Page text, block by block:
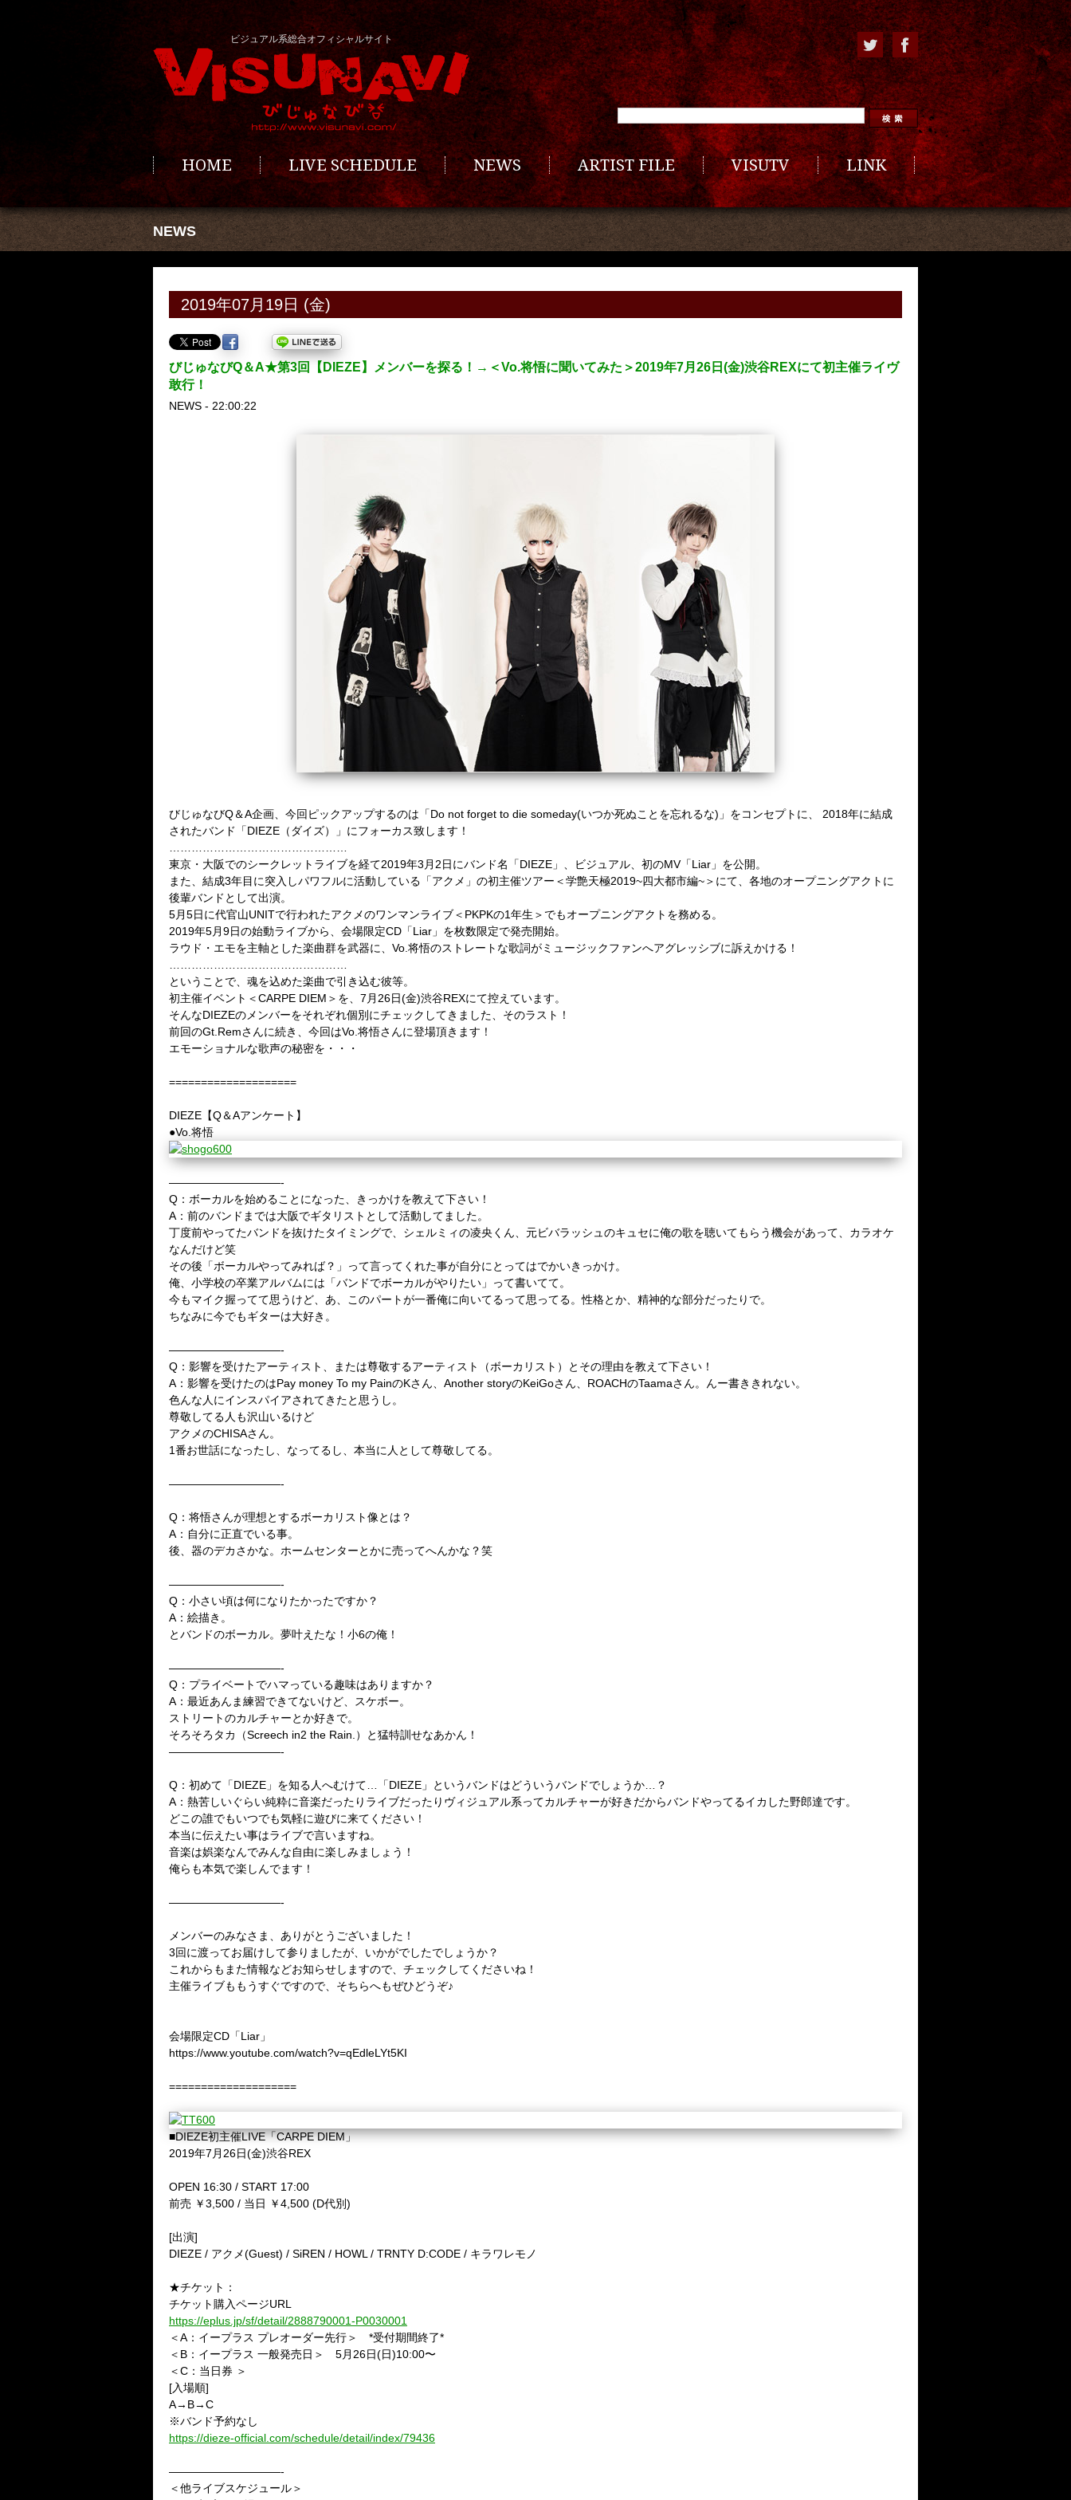
ビジュアル系総合オフィシャルサイト
HOME LIVE SCHEDULE NEWS ARTIST FILE VISUTV LINK
NEWS
2019年07月19日 (金)
びじゅなびQ＆A★第3回【DIEZE】メンバーを探る！→＜Vo.将悟に聞いてみた＞2019年7月26日(金)渋谷REXにて初主催ライヴ
敢行！
NEWS - 22:00:22
びじゅなびQ＆A企画、今回ピックアップするのは「Do not forget to die someday(いつか死ぬことを忘れるな)」をコンセプトに、 2018年に結成
されたバンド「DIEZE（ダイズ）」にフォーカス致します！
東京・大阪でのシークレットライブを経て2019年3月2日にバンド名「DIEZE」、ビジュアル、初のMV「Liar」を公開。
また、結成3年目に突入しパワフルに活動している「アクメ」の初主催ツアー＜学艶天極2019~四大都市編~＞にて、各地のオープニングアクトに
後輩バンドとして出演。
5月5日に代官山UNITで行われたアクメのワンマンライブ＜PKPKの1年生＞でもオープニングアクトを務める。
2019年5月9日の始動ライブから、会場限定CD「Liar」を枚数限定で発売開始。
ラウド・エモを主軸とした楽曲群を武器に、Vo.将悟のストレートな歌詞がミュージックファンへアグレッシブに訴えかける！
ということで、魂を込めた楽曲で引き込む彼等。
初主催イベント＜CARPE DIEM＞を、7月26日(金)渋谷REXにて控えています。
そんなDIEZEのメンバーをそれぞれ個別にチェックしてきました、そのラスト！
前回のGt.Remさんに続き、今回はVo.将悟さんに登場頂きます！
エモーショナルな歌声の秘密を・・・
====================
DIEZE【Q＆Aアンケート】
●Vo.将悟
——————————-
Q：ボーカルを始めることになった、きっかけを教えて下さい！
A：前のバンドまでは大阪でギタリストとして活動してました。
丁度前やってたバンドを抜けたタイミングで、シェルミィの凌央くん、元ビバラッシュのキュセに俺の歌を聴いてもらう機会があって、カラオケ
なんだけど笑
その後「ボーカルやってみれば？」って言ってくれた事が自分にとってはでかいきっかけ。
俺、小学校の卒業アルバムには「バンドでボーカルがやりたい」って書いてて。
今もマイク握ってて思うけど、あ、このパートが一番俺に向いてるって思ってる。性格とか、精神的な部分だったりで。
ちなみに今でもギターは大好き。
——————————-
Q：影響を受けたアーティスト、または尊敬するアーティスト（ボーカリスト）とその理由を教えて下さい！
A：影響を受けたのはPay money To my PainのKさん、Another storyのKeiGoさん、ROACHのTaamaさん。んー書ききれない。
色んな人にインスパイアされてきたと思うし。
尊敬してる人も沢山いるけど
アクメのCHISAさん。
1番お世話になったし、なってるし、本当に人として尊敬してる。
——————————-
Q：将悟さんが理想とするボーカリスト像とは？
A：自分に正直でいる事。
後、器のデカさかな。ホームセンターとかに売ってへんかな？笑
——————————-
Q：小さい頃は何になりたかったですか？
A：絵描き。
とバンドのボーカル。夢叶えたな！小6の俺！
——————————-
Q：プライベートでハマっている趣味はありますか？
A：最近あんま練習できてないけど、スケボー。
ストリートのカルチャーとか好きで。
そろそろタカ（Screech in2 the Rain.）と猛特訓せなあかん！
——————————-
Q：初めて「DIEZE」を知る人へむけて…「DIEZE」というバンドはどういうバンドでしょうか…？
A：熱苦しいぐらい純粋に音楽だったりライブだったりヴィジュアル系ってカルチャーが好きだからバンドやってるイカした野郎達です。
どこの誰でもいつでも気軽に遊びに来てください！
本当に伝えたい事はライブで言いますね。
音楽は娯楽なんでみんな自由に楽しみましょう！
俺らも本気で楽しんでます！
——————————-
メンバーのみなさま、ありがとうございました！
3回に渡ってお届けして参りましたが、いかがでしたでしょうか？
これからもまた情報などお知らせしますので、チェックしてくださいね！
主催ライブももうすぐですので、そちらへもぜひどうぞ♪
会場限定CD「Liar」
https://www.youtube.com/watch?v=qEdleLYt5KI
====================
■DIEZE初主催LIVE「CARPE DIEM」
2019年7月26日(金)渋谷REX
OPEN 16:30 / START 17:00
前売 ￥3,500 / 当日 ￥4,500 (D代別)
[出演]
DIEZE / アクメ(Guest) / SiREN / HOWL / TRNTY D:CODE / キラワレモノ
★チケット：
チケット購入ページURL
https://eplus.jp/sf/detail/2888790001-P0030001
＜A：イープラス プレオーダー先行＞ *受付期間終了*
＜B：イープラス 一般発売日＞ 5月26日(日)10:00〜
＜C：当日券 ＞
[入場順]
A→B→C
※バンド予約なし
https://dieze-official.com/schedule/detail/index/79436
——————————-
＜他ライブスケジュール＞